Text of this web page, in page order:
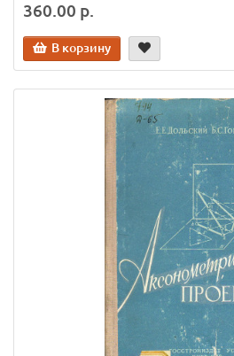
360.00 р.
В корзину